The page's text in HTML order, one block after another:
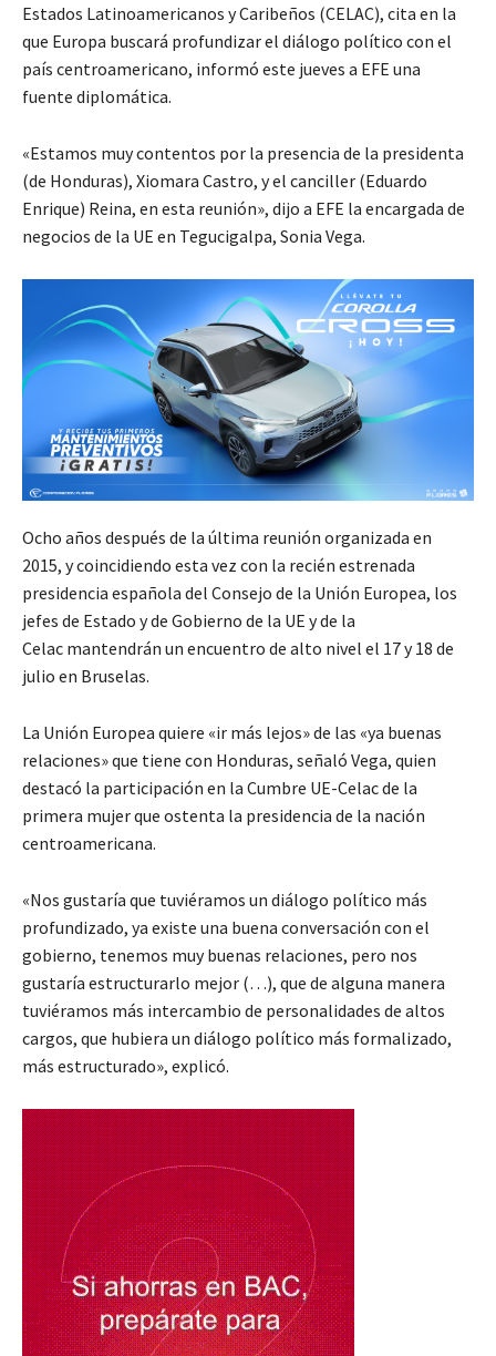
Estados Latinoamericanos y Caribeños (CELAC), cita en la
que Europa buscará profundizar el diálogo político con el
país centroamericano, informó este jueves a EFE una
fuente diplomática.
«Estamos muy contentos por la presencia de la presidenta
(de Honduras), Xiomara Castro, y el canciller (Eduardo
Enrique) Reina, en esta reunión», dijo a EFE la encargada de
negocios de la UE en Tegucigalpa, Sonia Vega.
Ocho años después de la última reunión organizada en
2015, y coincidiendo esta vez con la recién estrenada
presidencia española del Consejo de la Unión Europea, los
jefes de Estado y de Gobierno de la UE y de la
Celac mantendrán un encuentro de alto nivel el 17 y 18 de
julio en Bruselas.
La Unión Europea quiere «ir más lejos» de las «ya buenas
relaciones» que tiene con Honduras, señaló Vega, quien
destacó la participación en la Cumbre UE-Celac de la
primera mujer que ostenta la presidencia de la nación
centroamericana.
«Nos gustaría que tuviéramos un diálogo político más
profundizado, ya existe una buena conversación con el
gobierno, tenemos muy buenas relaciones, pero nos
gustaría estructurarlo mejor (…), que de alguna manera
tuviéramos más intercambio de personalidades de altos
cargos, que hubiera un diálogo político más formalizado,
más estructurado», explicó.